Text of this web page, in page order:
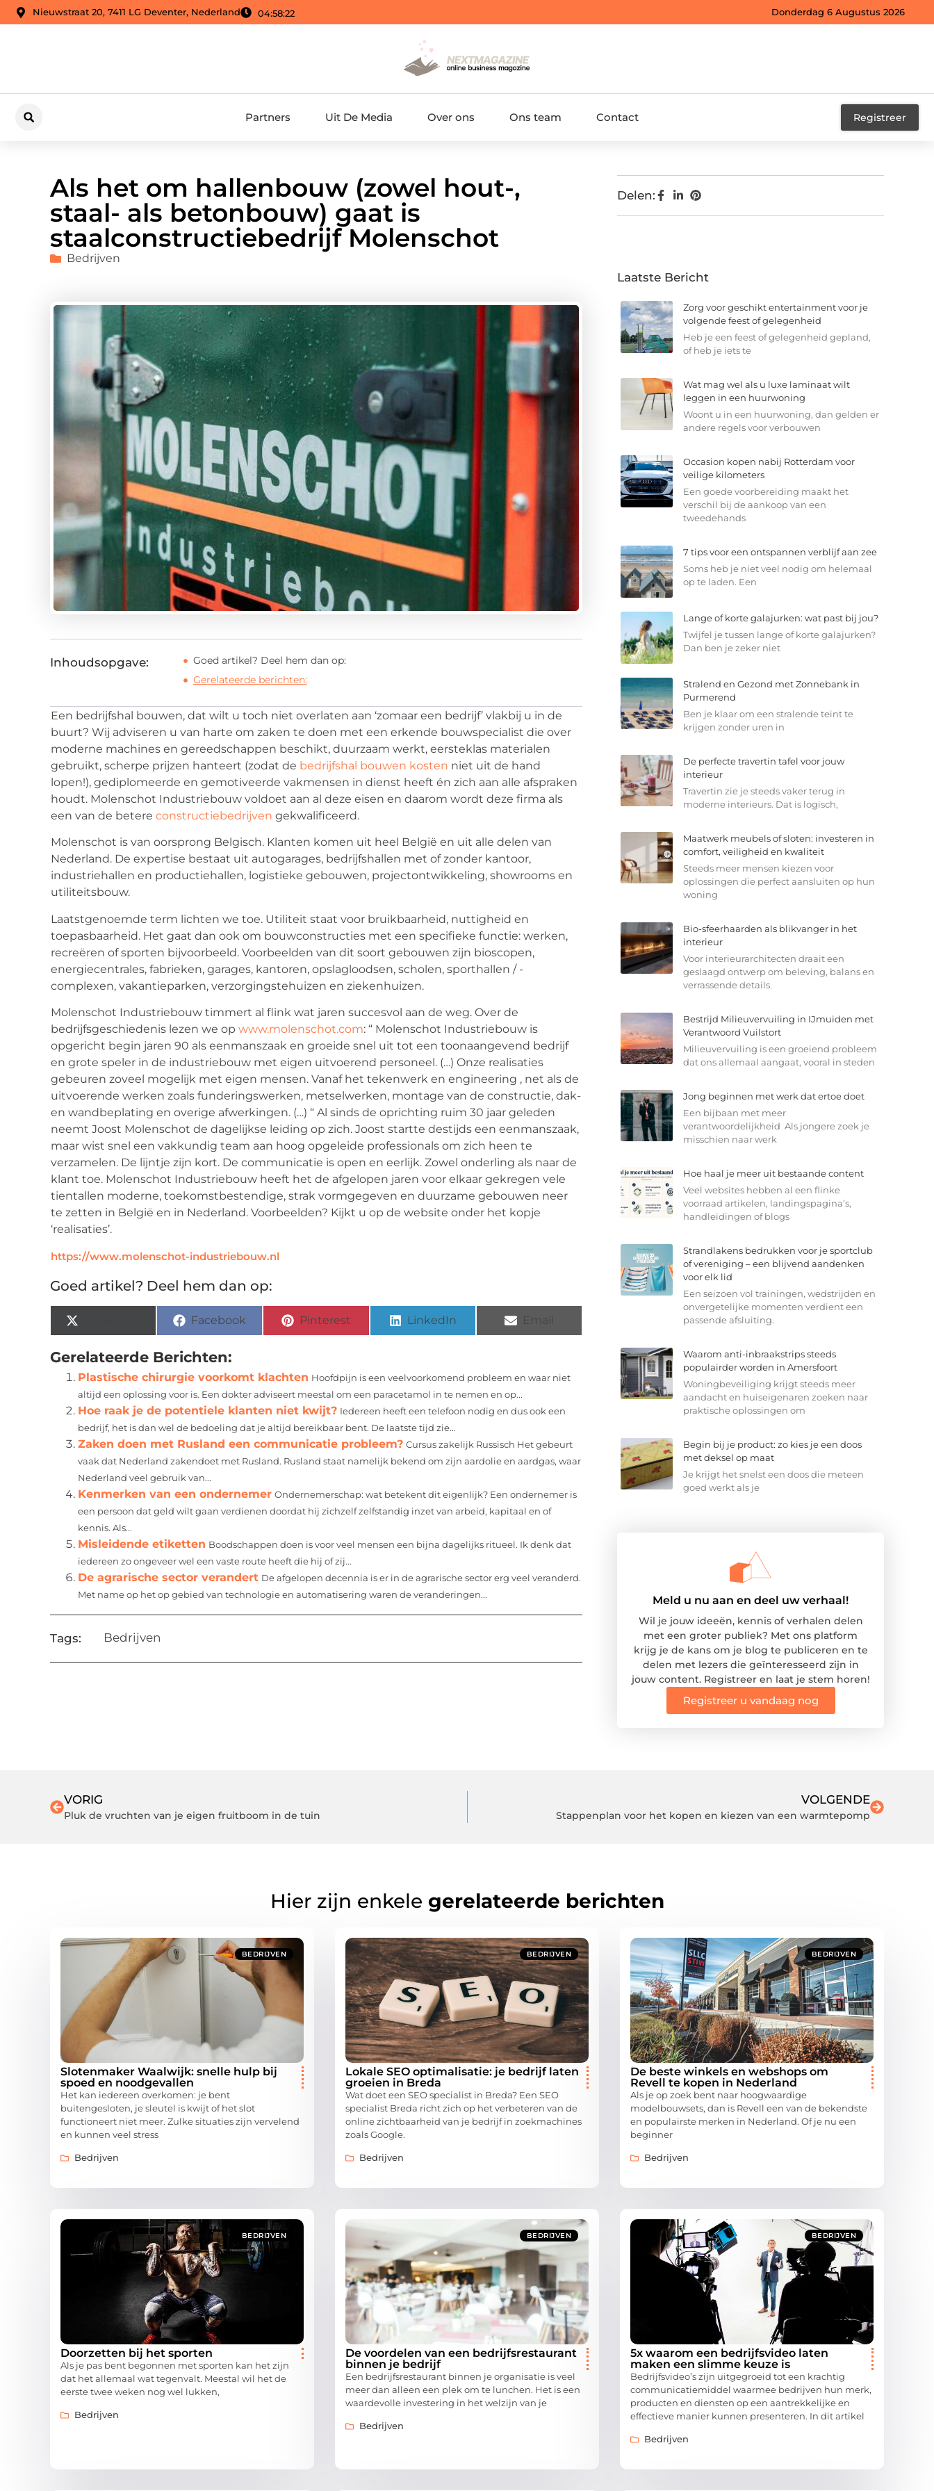
Nieuwstraat 20, 7411 LG Deventer, Nederland 04:58:24 Donderdag 6 Augustus 2026
Partners Uit De Media Over ons Ons team Contact Registreer
Als het om hallenbouw (zowel hout-,
staal- als betonbouw) gaat is
staalconstructiebedrijf Molenschot
Bedrijven
Inhoudsopgave:
Goed artikel? Deel hem dan op:
Gerelateerde berichten:
Een bedrijfshal bouwen, dat wilt u toch niet overlaten aan ‘zomaar een bedrijf’ vlakbij u in de
buurt? Wij adviseren u van harte om zaken te doen met een erkende bouwspecialist die over
moderne machines en gereedschappen beschikt, duurzaam werkt, eersteklas materialen
gebruikt, scherpe prijzen hanteert (zodat de bedrijfshal bouwen kosten niet uit de hand
lopen!), gediplomeerde en gemotiveerde vakmensen in dienst heeft én zich aan alle afspraken
houdt. Molenschot Industriebouw voldoet aan al deze eisen en daarom wordt deze firma als
een van de betere constructiebedrijven gekwalificeerd.
Molenschot is van oorsprong Belgisch. Klanten komen uit heel België en uit alle delen van
Nederland. De expertise bestaat uit autogarages, bedrijfshallen met of zonder kantoor,
industriehallen en productiehallen, logistieke gebouwen, projectontwikkeling, showrooms en
utiliteitsbouw.
Laatstgenoemde term lichten we toe. Utiliteit staat voor bruikbaarheid, nuttigheid en
toepasbaarheid. Het gaat dan ook om bouwconstructies met een specifieke functie: werken,
recreëren of sporten bijvoorbeeld. Voorbeelden van dit soort gebouwen zijn bioscopen,
energiecentrales, fabrieken, garages, kantoren, opslagloodsen, scholen, sporthallen / -
complexen, vakantieparken, verzorgingstehuizen en ziekenhuizen.
Molenschot Industriebouw timmert al flink wat jaren succesvol aan de weg. Over de
bedrijfsgeschiedenis lezen we op www.molenschot.com: “ Molenschot Industriebouw is
opgericht begin jaren 90 als eenmanszaak en groeide snel uit tot een toonaangevend bedrijf
en grote speler in de industriebouw met eigen uitvoerend personeel. (…) Onze realisaties
gebeuren zoveel mogelijk met eigen mensen. Vanaf het tekenwerk en engineering , net als de
uitvoerende werken zoals funderingswerken, metselwerken, montage van de constructie, dak-
en wandbeplating en overige afwerkingen. (…) “ Al sinds de oprichting ruim 30 jaar geleden
neemt Joost Molenschot de dagelijkse leiding op zich. Joost startte destijds een eenmanszaak,
maar wist snel een vakkundig team aan hoog opgeleide professionals om zich heen te
verzamelen. De lijntje zijn kort. De communicatie is open en eerlijk. Zowel onderling als naar de
klant toe. Molenschot Industriebouw heeft het de afgelopen jaren voor elkaar gekregen vele
tientallen moderne, toekomstbestendige, strak vormgegeven en duurzame gebouwen neer
te zetten in België en in Nederland. Voorbeelden? Kijkt u op de website onder het kopje
‘realisaties’.
https://www.molenschot-industriebouw.nl
Goed artikel? Deel hem dan op:
Facebook Pinterest LinkedIn
Gerelateerde Berichten:
Plastische chirurgie voorkomt klachten Hoofdpijn is een veelvoorkomend probleem en waar niet
altijd een oplossing voor is. Een dokter adviseert meestal om een paracetamol in te nemen en op...
Hoe raak je de potentiele klanten niet kwijt? Iedereen heeft een telefoon nodig en dus ook een
bedrijf, het is dan wel de bedoeling dat je altijd bereikbaar bent. De laatste tijd zie...
Zaken doen met Rusland een communicatie probleem? Cursus zakelijk Russisch Het gebeurt
vaak dat Nederland zakendoet met Rusland. Rusland staat namelijk bekend om zijn aardolie en aardgas, waar
Nederland veel gebruik van...
Kenmerken van een ondernemer Ondernemerschap: wat betekent dit eigenlijk? Een ondernemer is
een persoon dat geld wilt gaan verdienen doordat hij zichzelf zelfstandig inzet van arbeid, kapitaal en of
kennis. Als...
Misleidende etiketten Boodschappen doen is voor veel mensen een bijna dagelijks ritueel. Ik denk dat
iedereen zo ongeveer wel een vaste route heeft die hij of zij...
De agrarische sector verandert De afgelopen decennia is er in de agrarische sector erg veel veranderd.
Met name op het op gebied van technologie en automatisering waren de veranderingen...
Tags: Bedrijven
Delen:
Laatste Bericht
Zorg voor geschikt entertainment voor je
volgende feest of gelegenheid
Heb je een feest of gelegenheid gepland,
of heb je iets te
Wat mag wel als u luxe laminaat wilt
leggen in een huurwoning
Woont u in een huurwoning, dan gelden er
andere regels voor verbouwen
Occasion kopen nabij Rotterdam voor
veilige kilometers
Een goede voorbereiding maakt het
verschil bij de aankoop van een
tweedehands
7 tips voor een ontspannen verblijf aan zee
Soms heb je niet veel nodig om helemaal
op te laden. Een
Lange of korte galajurken: wat past bij jou?
Twijfel je tussen lange of korte galajurken?
Dan ben je zeker niet
Stralend en Gezond met Zonnebank in
Purmerend
Ben je klaar om een stralende teint te
krijgen zonder uren in
De perfecte travertin tafel voor jouw
interieur
Travertin zie je steeds vaker terug in
moderne interieurs. Dat is logisch,
Maatwerk meubels of sloten: investeren in
comfort, veiligheid en kwaliteit
Steeds meer mensen kiezen voor
oplossingen die perfect aansluiten op hun
woning
Bio-sfeerhaarden als blikvanger in het
interieur
Voor interieurarchitecten draait een
geslaagd ontwerp om beleving, balans en
verrassende details.
Bestrijd Milieuvervuiling in IJmuiden met
Verantwoord Vuilstort
Milieuvervuiling is een groeiend probleem
dat ons allemaal aangaat, vooral in steden
Jong beginnen met werk dat ertoe doet
Een bijbaan met meer
verantwoordelijkheid Als jongere zoek je
misschien naar werk
Hoe haal je meer uit bestaande content
Veel websites hebben al een flinke
voorraad artikelen, landingspagina’s,
handleidingen of blogs
Strandlakens bedrukken voor je sportclub
of vereniging – een blijvend aandenken
voor elk lid
Een seizoen vol trainingen, wedstrijden en
onvergetelijke momenten verdient een
passende afsluiting.
Waarom anti-inbraakstrips steeds
populairder worden in Amersfoort
Woningbeveiliging krijgt steeds meer
aandacht en huiseigenaren zoeken naar
praktische oplossingen om
Begin bij je product: zo kies je een doos
met deksel op maat
Je krijgt het snelst een doos die meteen
goed werkt als je
Meld u nu aan en deel uw verhaal!
Wil je jouw ideeën, kennis of verhalen delen
met een groter publiek? Met ons platform
krijg je de kans om je blog te publiceren en te
delen met lezers die geïnteresseerd zijn in
jouw content. Registreer en laat je stem horen!
Registreer u vandaag nog
VORIG
Pluk de vruchten van je eigen fruitboom in de tuin
VOLGENDE
Stappenplan voor het kopen en kiezen van een warmtepomp
Hier zijn enkele gerelateerde berichten
BEDRIJVEN
Slotenmaker Waalwijk: snelle hulp bij
spoed en noodgevallen
Het kan iedereen overkomen: je bent
buitengesloten, je sleutel is kwijt of het slot
functioneert niet meer. Zulke situaties zijn vervelend
en kunnen veel stress
Bedrijven
BEDRIJVEN
Lokale SEO optimalisatie: je bedrijf laten
groeien in Breda
Wat doet een SEO specialist in Breda? Een SEO
specialist Breda richt zich op het verbeteren van de
online zichtbaarheid van je bedrijf in zoekmachines
zoals Google.
Bedrijven
BEDRIJVEN
De beste winkels en webshops om
Revell te kopen in Nederland
Als je op zoek bent naar hoogwaardige
modelbouwsets, dan is Revell een van de bekendste
en populairste merken in Nederland. Of je nu een
beginner
Bedrijven
BEDRIJVEN
Doorzetten bij het sporten
Als je pas bent begonnen met sporten kan het zijn
dat het allemaal wat tegenvalt. Meestal wil het de
eerste twee weken nog wel lukken,
Bedrijven
BEDRIJVEN
De voordelen van een bedrijfsrestaurant
binnen je bedrijf
Een bedrijfsrestaurant binnen je organisatie is veel
meer dan alleen een plek om te lunchen. Het is een
waardevolle investering in het welzijn van je
Bedrijven
BEDRIJVEN
5x waarom een bedrijfsvideo laten
maken een slimme keuze is
Bedrijfsvideo’s zijn uitgegroeid tot een krachtig
communicatiemiddel waarmee bedrijven hun merk,
producten en diensten op een aantrekkelijke en
effectieve manier kunnen presenteren. In dit artikel
Bedrijven